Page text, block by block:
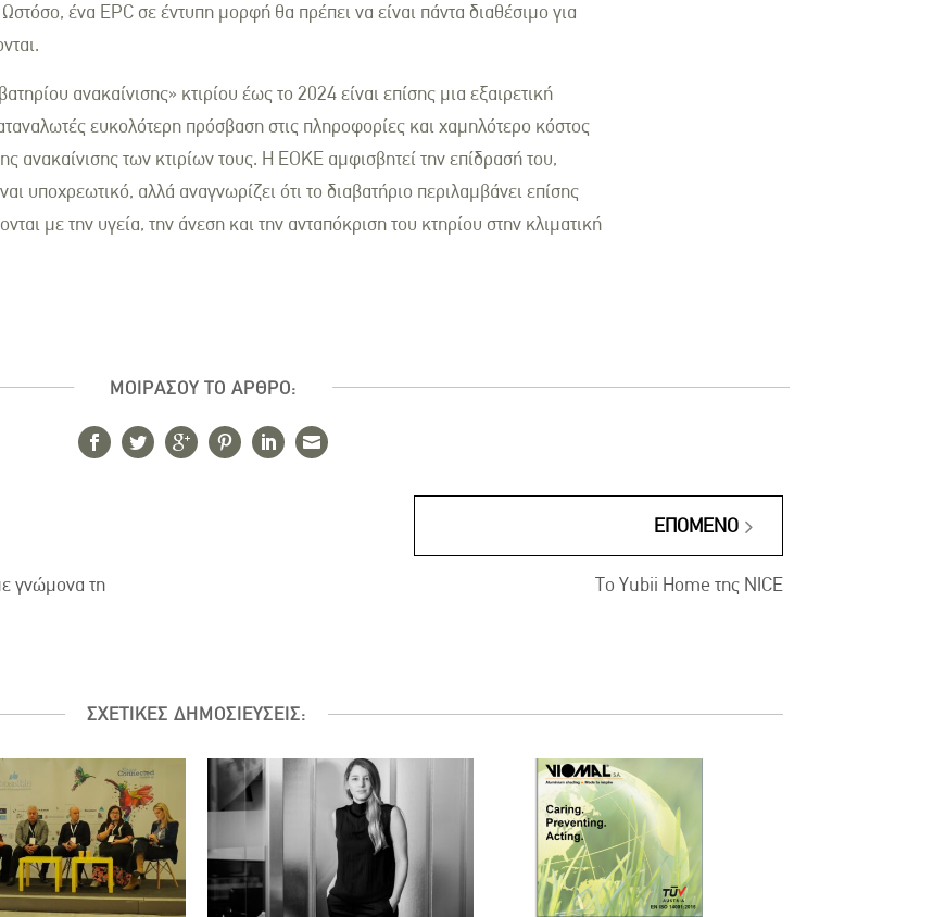
ένα EPC σε έντυπη μορφή θα πρέπει να είναι πάντα διαθέσιμο για
ανακαίνισης» κτιρίου έως το 2024 είναι επίσης μια εξαιρετική
ευκολότερη πρόσβαση στις πληροφορίες και χαμηλότερο κόστος
ανακαίνισης των κτιρίων τους. Η ΕΟΚΕ αμφισβητεί την επίδρασή του,
υποχρεωτικό, αλλά αναγνωρίζει ότι το διαβατήριο περιλαμβάνει επίσης
με την υγεία, την άνεση και την ανταπόκριση του κτηρίου στην κλιματική
ΜΟΙΡΑΣΟΥ ΤΟ ΑΡΘΡΟ:
γνώμονα τη
ΕΠΌΜΕΝΟ
Το Yubii Home της NICE
ΣΧΕΤΙΚΕΣ ΔΗΜΟΣΙΕΥΣΕΙΣ: